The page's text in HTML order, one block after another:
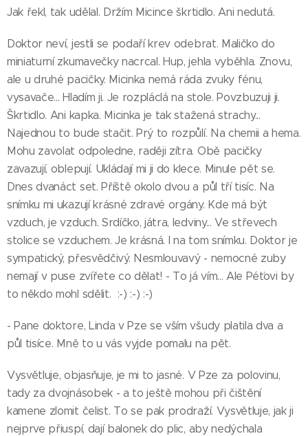
Jak řekl, tak udělal. Držím Micince škrtidlo. Ani nedutá.
Doktor neví, jestli se podaří krev odebrat. Maličko do
miniaturní zkumavečky nacrcal. Hup, jehla vyběhla. Znovu,
ale u druhé pacičky. Micinka nemá ráda zvuky fénu,
vysavače... Hladím ji. Je rozpláclá na stole. Povzbuzuji ji.
Škrtidlo. Ani kapka. Micinka je tak stažená strachy...
Najednou to bude stačit. Prý to rozpůlí. Na chemii a hema.
Mohu zavolat odpoledne, raději zítra. Obě pacičky
zavazují, oblepují. Ukládají mi ji do klece. Minule pět se.
Dnes dvanáct set. Příště okolo dvou a půl tří tisíc. Na
snímku mi ukazují krásné zdravé orgány. Kde má být
vzduch, je vzduch. Srdíčko, játra, ledviny... Ve střevech
stolice se vzduchem. Je krásná. I na tom snímku. Doktor je
sympatický, přesvědčivý. Nesmlouvavý - nemocné zuby
nemají v puse zvířete co dělat! - To já vím... Ale Péťovi by
to někdo mohl sdělit. :-) :-) :-)
- Pane doktore, Linda v Pze se vším všudy platila dva a
půl tisíce. Mně to u vás vyjde pomalu na pět.
Vysvětluje, objasňuje, je mi to jasné. V Pze za polovinu,
tady za dvojnásobek - a to ještě mohou při čištění
kamene zlomit čelist. To se pak prodraží. Vysvětluje, jak ji
nejprve přiuspí, dají balonek do plic, aby nedýchala